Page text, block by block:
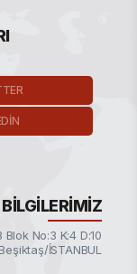
No:3 K:4 D:10
İSTANBUL